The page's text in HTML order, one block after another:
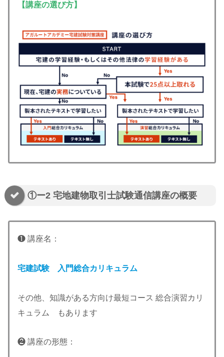
【講座の選び方】
①ー2 宅地建物取引士試験通信講座の概要
❶ 講座名：
宅建試験 入門総合カリキュラム
その他、知識がある方向け最短コース 総合演習カリ
キュラム もあります
❷ 講座の形態：